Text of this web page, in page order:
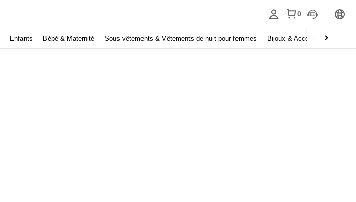
0
Enfants Bébé & Maternité Sous-vêtements & Vêtements de nuit pour femmes Bijoux & Accessoires pour